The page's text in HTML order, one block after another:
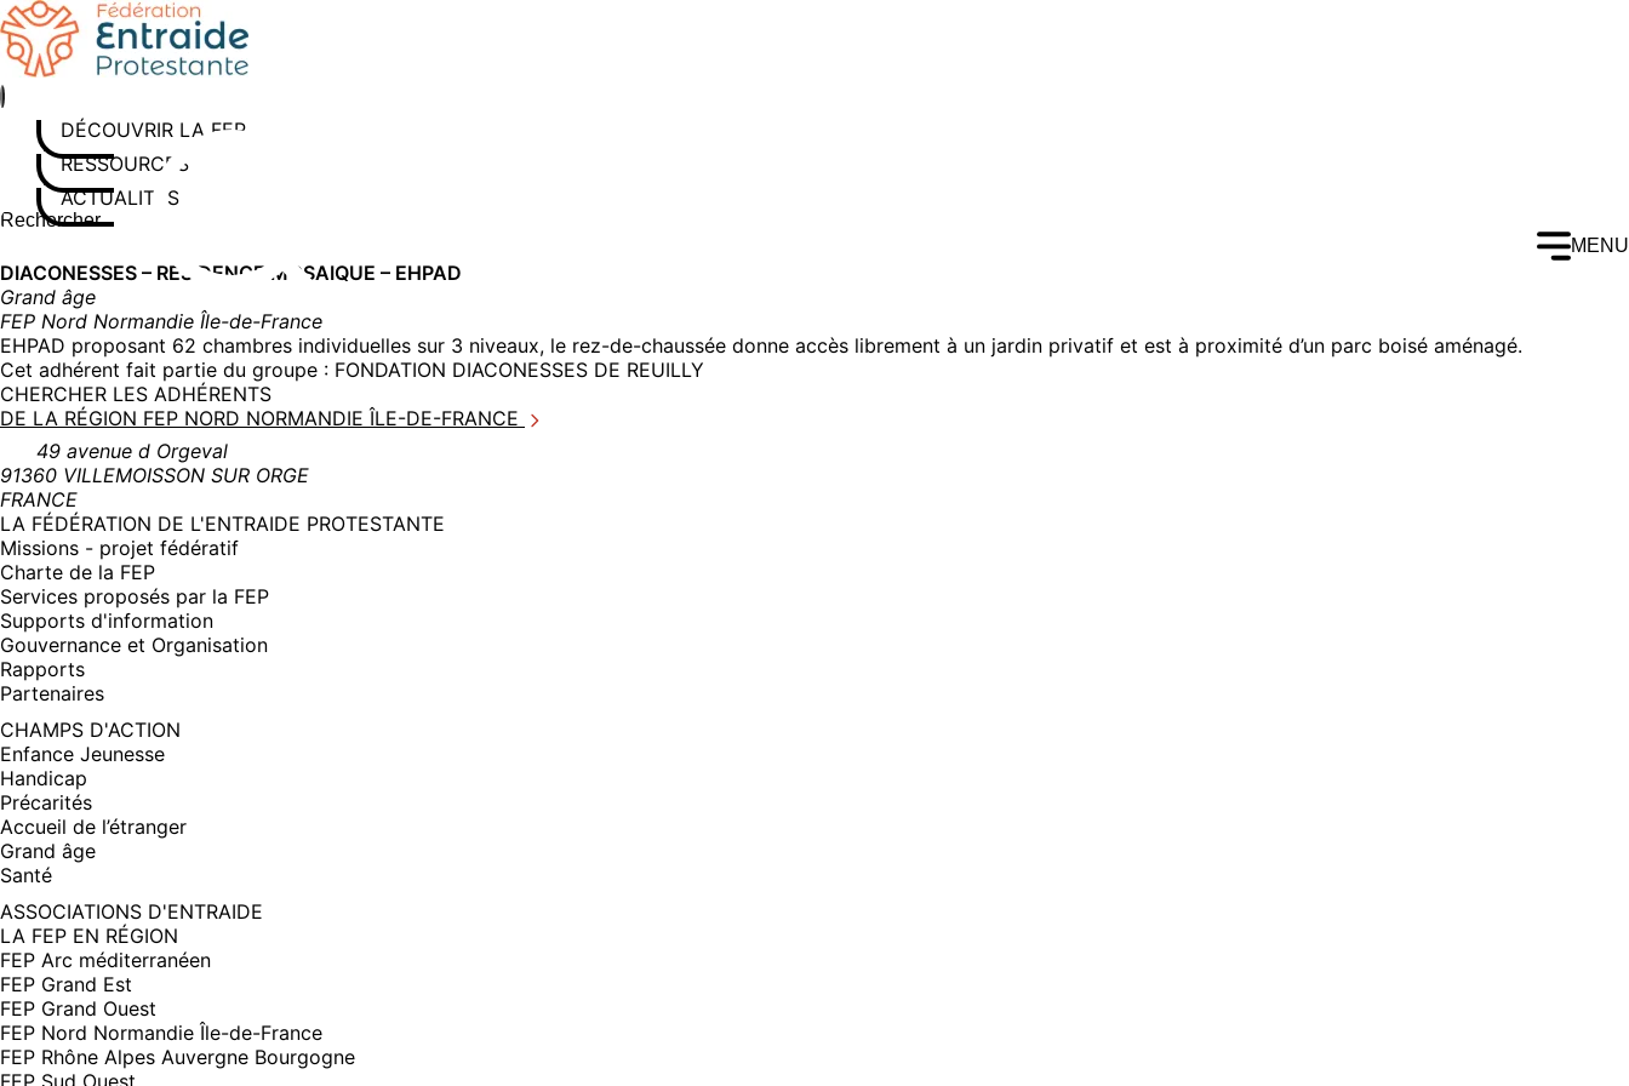
Aller
au
contenu
DÉCOUVRIR LA FEP
RESSOURCES
ACTUALITÉS
Rechercher sur le site
Saisissez au moins 3 caractères pour lancer la recherche
MENU
DIACONESSES – RESIDENCE MOSAIQUE – EHPAD
Grand âge
FEP Nord Normandie Île-de-France
EHPAD proposant 62 chambres individuelles sur 3 niveaux, le rez-de-chaussée donne accès librement à un jardin privatif et est à proximité d’un parc boisé aménagé.
Cet adhérent fait partie du groupe : FONDATION DIACONESSES DE REUILLY
CHERCHER LES ADHÉRENTS
DE LA RÉGION FEP NORD NORMANDIE ÎLE-DE-FRANCE
49 avenue d Orgeval
91360 VILLEMOISSON SUR ORGE
FRANCE
LA FÉDÉRATION DE L'ENTRAIDE PROTESTANTE
Missions - projet fédératif
Charte de la FEP
Services proposés par la FEP
Supports d'information
Gouvernance et Organisation
Rapports
Partenaires
CHAMPS D'ACTION
Enfance Jeunesse
Handicap
Précarités
Accueil de l’étranger
Grand âge
Santé
ASSOCIATIONS D'ENTRAIDE
LA FEP EN RÉGION
FEP Arc méditerranéen
FEP Grand Est
FEP Grand Ouest
FEP Nord Normandie Île-de-France
FEP Rhône Alpes Auvergne Bourgogne
FEP Sud Ouest